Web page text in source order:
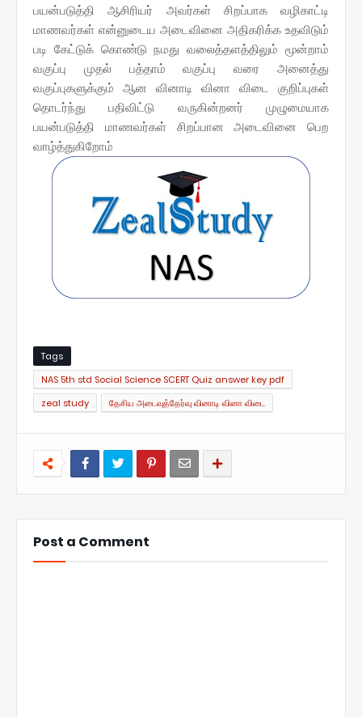
பயன்படுத்தி ஆசிரியர் அவர்கள் சிறப்பாக வழிகாட்டி
மாணவர்கள் என்னுடைய அடைவினை அதிகரிக்க உதவிடும்
படி கேட்டுக் கொண்டு நமது வலைத்தளத்திலும் மூன்றாம்
வகுப்பு முதல் பத்தாம் வகுப்பு வரை அனைத்து
வகுப்புகளுக்கும் ஆன வினாடி வினா விடை குறிப்புகள்
தொடர்ந்து பதிவிட்டு வருகின்றனர் முழுமையாக
பயன்படுத்தி மாணவர்கள் சிறப்பான அடைவினை பெற
வாழ்த்துகிறோம்
Tags
NAS 5th std Social Science SCERT Quiz answer key pdf
zeal study
தேசிய அடைவுத்தேர்வு வினாடி வினா விடை
Post a Comment